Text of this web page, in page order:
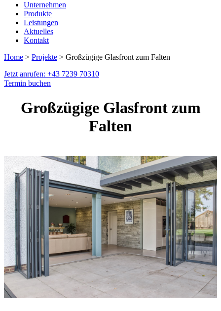
Unternehmen
Produkte
Leistungen
Aktuelles
Kontakt
Home > Projekte > Großzügige Glasfront zum Falten
Jetzt anrufen: +43 7239 70310
Termin buchen
Großzügige Glasfront zum
Falten